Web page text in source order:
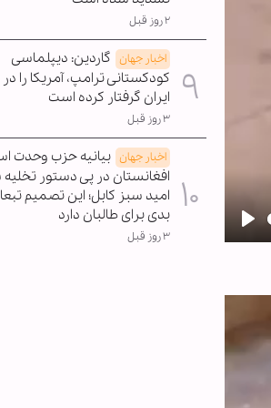
۲ روز قبل
اخبار جهان گاردین: دیپلماسی
کودکستانی ترامپ، آمریکا را
ایران گرفتار کرده است
۳ روز قبل
اخبار جهان بیانیه حزب وحدت
افغانستان در پی دستور
امید سبز کابل؛ این تصمیم
بدی برای طالبان دارد
۳ روز قبل